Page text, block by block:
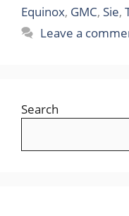
Equinox, GMC, Sie,
Leave a
Search